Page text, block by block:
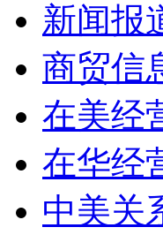
新闻报
商贸信
在美经
在华经
中美关